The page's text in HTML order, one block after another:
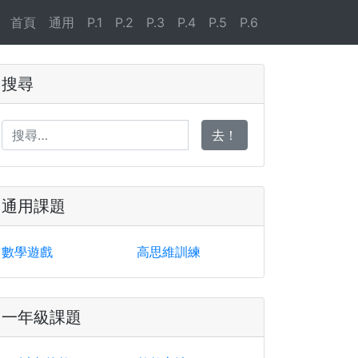
首頁 通用 P.1 P.2 P.3 P.4 P.5 P.6
搜尋
去！
通用課題
數學遊戲 高思維訓練
一年級課題